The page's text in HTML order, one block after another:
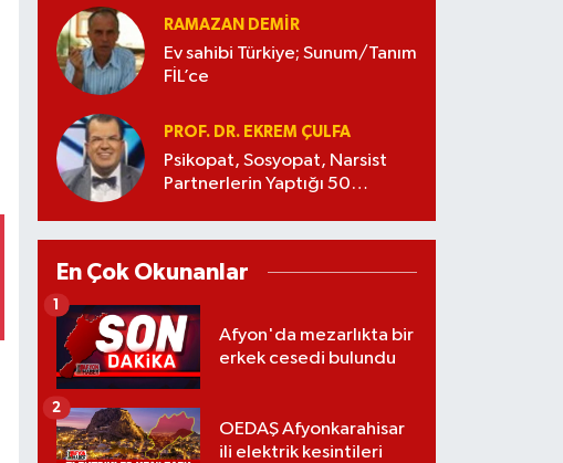
RAMAZAN DEMİR
Ev sahibi Türkiye; Sunum/Tanım
FİL’ce
PROF. DR. EKREM ÇULFA
Psikopat, Sosyopat, Narsist
Partnerlerin Yaptığı 50
En Çok Okunanlar
Afyon'da mezarlıkta bir
erkek cesedi bulundu
1
OEDAŞ Afyonkarahisar
ili elektrik kesintileri
2